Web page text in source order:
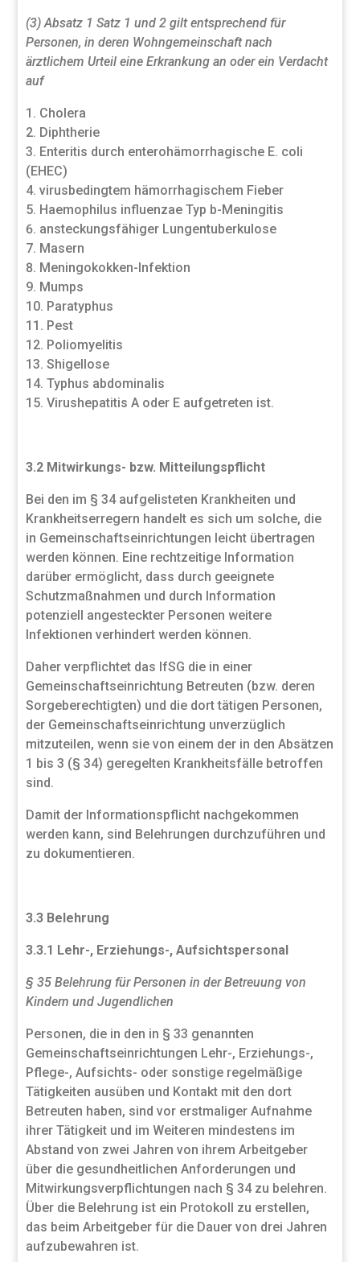
(3) Absatz 1 Satz 1 und 2 gilt entsprechend für
Personen, in deren Wohngemeinschaft nach
ärztlichem Urteil eine Erkrankung an oder ein Verdacht
auf
Cholera
Diphtherie
Enteritis durch enterohämorrhagische E. coli
(EHEC)
virusbedingtem hämorrhagischem Fieber
Haemophilus influenzae Typ b-Meningitis
ansteckungsfähiger Lungentuberkulose
Masern
Meningokokken-Infektion
Mumps
Paratyphus
Pest
Poliomyelitis
Shigellose
Typhus abdominalis
Virushepatitis A oder E aufgetreten ist.
3.2 Mitwirkungs- bzw. Mitteilungspflicht
Bei den im § 34 aufgelisteten Krankheiten und
Krankheitserregern handelt es sich um solche, die
in Gemeinschaftseinrichtungen leicht übertragen
werden können. Eine rechtzeitige Information
darüber ermöglicht, dass durch geeignete
Schutzmaßnahmen und durch Information
potenziell angesteckter Personen weitere
Infektionen verhindert werden können.
Daher verpflichtet das IfSG die in einer
Gemeinschaftseinrichtung Betreuten (bzw. deren
Sorgeberechtigten) und die dort tätigen Personen,
der Gemeinschaftseinrichtung unverzüglich
mitzuteilen, wenn sie von einem der in den Absätzen
1 bis 3 (§ 34) geregelten Krankheitsfälle betroffen
sind.
Damit der Informationspflicht nachgekommen
werden kann, sind Belehrungen durchzuführen und
zu dokumentieren.
3.3 Belehrung
3.3.1 Lehr-, Erziehungs-, Aufsichtspersonal
§ 35 Belehrung für Personen in der Betreuung von
Kindern und Jugendlichen
Personen, die in den in § 33 genannten
Gemeinschaftseinrichtungen Lehr-, Erziehungs-,
Pflege-, Aufsichts- oder sonstige regelmäßige
Tätigkeiten ausüben und Kontakt mit den dort
Betreuten haben, sind vor erstmaliger Aufnahme
ihrer Tätigkeit und im Weiteren mindestens im
Abstand von zwei Jahren von ihrem Arbeitgeber
über die gesundheitlichen Anforderungen und
Mitwirkungsverpflichtungen nach § 34 zu belehren.
Über die Belehrung ist ein Protokoll zu erstellen,
das beim Arbeitgeber für die Dauer von drei Jahren
aufzubewahren ist.